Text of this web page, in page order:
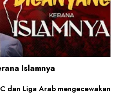
Islamnya
dan Liga Arab mengecewakan